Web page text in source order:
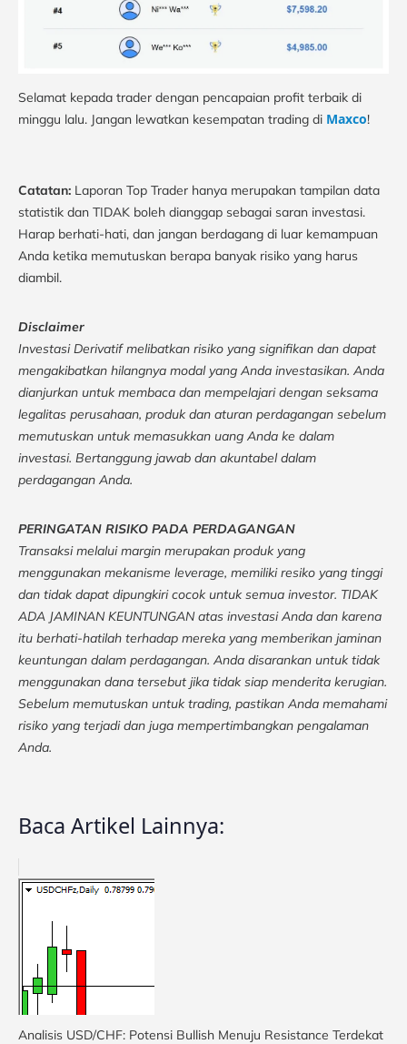
Selamat kepada trader dengan pencapaian profit terbaik di
minggu lalu. Jangan lewatkan kesempatan trading di Maxco!
Catatan: Laporan Top Trader hanya merupakan tampilan data
statistik dan TIDAK boleh dianggap sebagai saran investasi.
Harap berhati-hati, dan jangan berdagang di luar kemampuan
Anda ketika memutuskan berapa banyak risiko yang harus
diambil.
Disclaimer
Investasi Derivatif melibatkan risiko yang signifikan dan dapat
mengakibatkan hilangnya modal yang Anda investasikan. Anda
dianjurkan untuk membaca dan mempelajari dengan seksama
legalitas perusahaan, produk dan aturan perdagangan sebelum
memutuskan untuk memasukkan uang Anda ke dalam
investasi. Bertanggung jawab dan akuntabel dalam
perdagangan Anda.
PERINGATAN RISIKO PADA PERDAGANGAN
Transaksi melalui margin merupakan produk yang
menggunakan mekanisme leverage, memiliki resiko yang tinggi
dan tidak dapat dipungkiri cocok untuk semua investor. TIDAK
ADA JAMINAN KEUNTUNGAN atas investasi Anda dan karena
itu berhati-hatilah terhadap mereka yang memberikan jaminan
keuntungan dalam perdagangan. Anda disarankan untuk tidak
menggunakan dana tersebut jika tidak siap menderita kerugian.
Sebelum memutuskan untuk trading, pastikan Anda memahami
risiko yang terjadi dan juga mempertimbangkan pengalaman
Anda.
Baca Artikel Lainnya:
Analisis USD/CHF: Potensi Bullish Menuju Resistance Terdekat